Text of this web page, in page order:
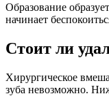
Образование
начинает
Стоит ли
Хирургическое
зуба невозможно.